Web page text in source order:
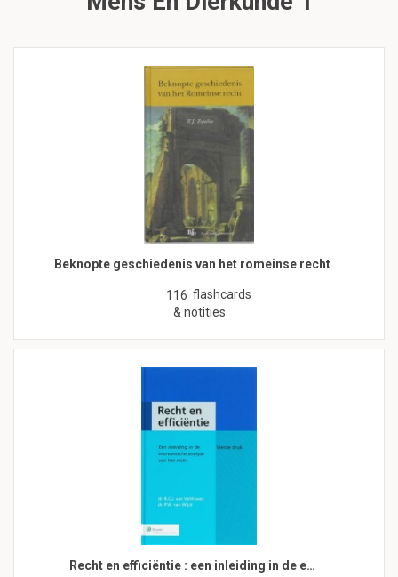
Beknopte geschiedenis van het romeinse recht
116 flashcards
& notities
Recht en efficiëntie : een inleiding in de e…